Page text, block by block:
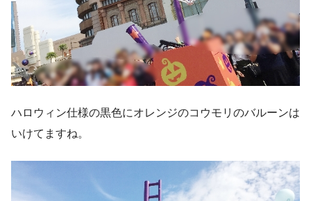
ハロウィン仕様の黒色にオレンジのコウモリのバルーンは
いけてますね。